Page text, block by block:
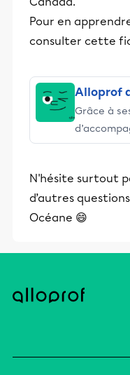
Pour en
consulter cette
Alloprof
Grâce à
éducative.
N'hésite surtout
d’autres
Océane 😄